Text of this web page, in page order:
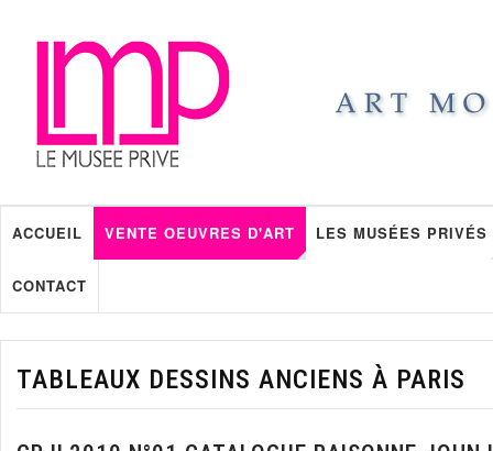
ACCUEIL VENTE OEUVRES D'ART LES MUSÉES PRIVÉS
CONTACT
TABLEAUX DESSINS ANCIENS À PARIS